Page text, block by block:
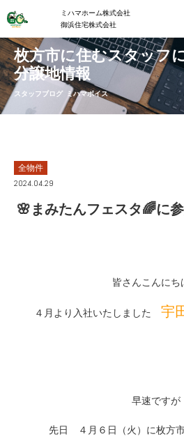
ミハマホーム株式会社
御浜住宅株式会社
枚方市に住むスタッフ
分譲地情報
スタッフブログ ミハマボイス
全物件
2024.04.29
🌸まみたんフェスタ🌈に
皆さんこんにち
４月より入社いたしました 宇
早速ですが
先日 ４月６日（火）に枚方